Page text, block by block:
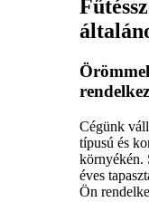
Cégünk
típusú és
környékén.
éves
Ön